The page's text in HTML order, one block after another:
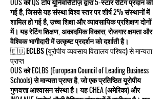
गई है, जिससे यह संस्था विश्व स्तर पर शीर्ष 2% संस्थानों में
शामिल हो गई है, उच्च शिक्षा और व्यावसायिक प्रशिक्षण दोनों
में। यह रेटिंग शिक्षण, अकादमिक विकास, रोजगार क्षमता और
वैश्विक भागीदारी में उत्कृष्ट प्रदर्शन को दर्शाती है।
🇪🇺 ECLBS (यूरोपीय व्यवसाय विद्यालय परिषद) से मान्यता
प्राप्त
OUS को ECLBS (European Council of Leading Business
Schools) से मान्यता प्राप्त है, जो एक प्रतिष्ठित यूरोपीय
गुणवत्ता आश्वासन संस्था है। यह CHEA (अमेरिका) और